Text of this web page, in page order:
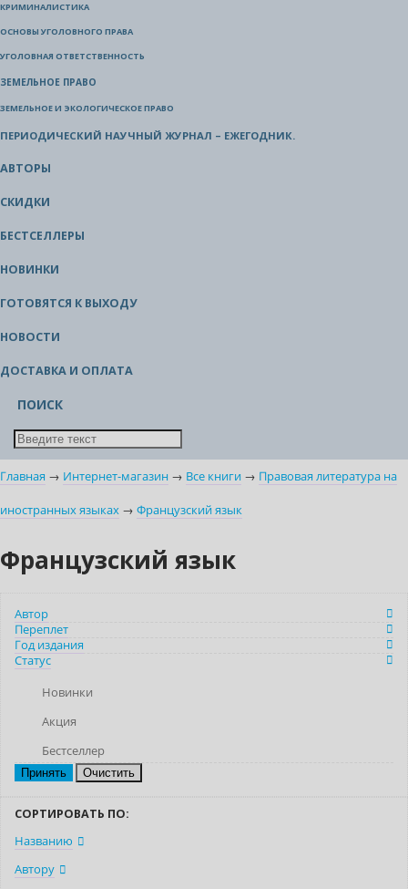
КРИМИНАЛИСТИКА
ОСНОВЫ УГОЛОВНОГО ПРАВА
УГОЛОВНАЯ ОТВЕТСТВЕННОСТЬ
ЗЕМЕЛЬНОЕ ПРАВО
ЗЕМЕЛЬНОЕ И ЭКОЛОГИЧЕСКОЕ ПРАВО
ПЕРИОДИЧЕСКИЙ НАУЧНЫЙ ЖУРНАЛ – ЕЖЕГОДНИК.
АВТОРЫ
СКИДКИ
БЕСТСЕЛЛЕРЫ
НОВИНКИ
ГОТОВЯТСЯ К ВЫХОДУ
НОВОСТИ
ДОСТАВКА И ОПЛАТА
ПОИСК
Главная → Интернет-магазин → Все книги → Правовая литература на
иностранных языках → Французский язык
Французский язык
Автор
Переплет
Год издания
Статус
Новинки
Акция
Бестселлер
Очистить
СОРТИРОВАТЬ ПО:
Названию
Автору